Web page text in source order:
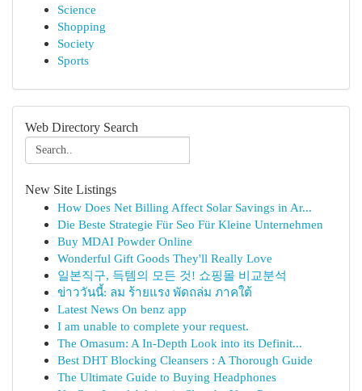
Science
Shopping
Society
Sports
Web Directory Search
New Site Listings
How Does Net Billing Affect Solar Savings in Ar...
Die Beste Strategie Für Seo Für Kleine Unternehmen
Buy MDAI Powder Online
Wonderful Gift Goods They'll Really Love
일본직구, 득템의 모든 것! 쇼핑몰 비교분석
ข่าววันนี้: ลม ร้ายแรง พัดถล่ม ภาคใต้
Latest News On benz app
I am unable to complete your request.
The Omasum: A In-Depth Look into its Definit...
Best DHT Blocking Cleansers : A Thorough Guide
The Ultimate Guide to Buying Headphones